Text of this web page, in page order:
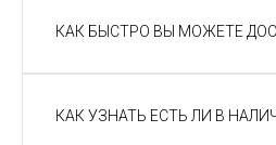
КАК БЫСТРО ВЫ МОЖЕТЕ
КАК УЗНАТЬ ЕСТЬ ЛИ В